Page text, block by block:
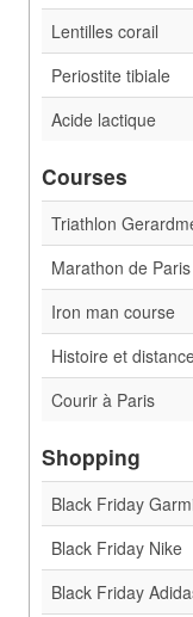
Lentilles corail
Periostite tibiale
Acide lactique
Courses
Triathlon
Marathon de Paris
Iron man course
Histoire et
Courir à Paris
Shopping
Black Friday
Black Friday Nike
Black Friday